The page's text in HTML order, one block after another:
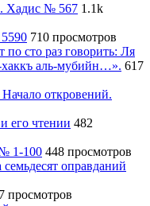
Хадис № 567 1.1k
710 просмотров
сто раз говорить: Ля
хаккъ аль-мубийн…». 617
откровений.
его чтении 482
1-100 448 просмотров
оправданий
просмотров